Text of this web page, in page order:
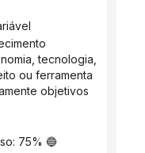
tecnologia,
ou ferramenta
objetivos